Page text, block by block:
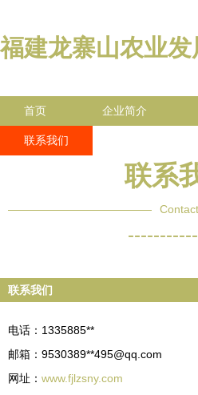
福建龙寨山农业发
首页 企业简介
联系我们
联系
Contact
联系我们
电话：1335885**
邮箱：9530389**495@qq.com
网址： www.fjlzsny.com